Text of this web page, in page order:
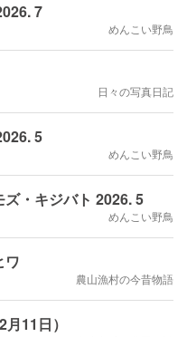
7
めんこい野鳥
日々の写真日記
5
めんこい野鳥
・キジバト 2026. 5
めんこい野鳥
ワ
農山漁村の今昔物語
11日）